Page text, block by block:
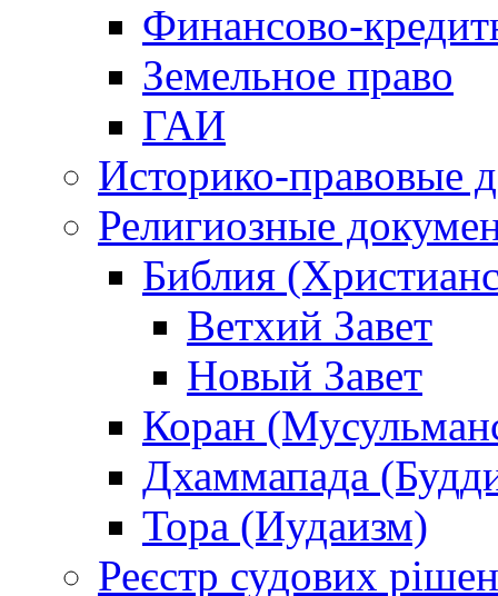
Финансово-
Земельное право
ГАИ
Историко-правовые
Религиозные
Библия
Ветхий Завет
Новый Завет
Коран
Дхаммапада
Тора (Иудаизм)
Реєстр судових